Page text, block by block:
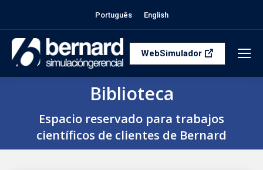
Português English
WebSimulador
Biblioteca
Espacio reservado para trabajos
científicos de clientes de Bernard
Estás aquí: